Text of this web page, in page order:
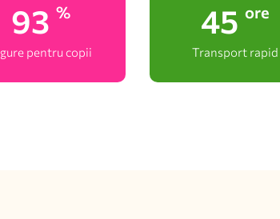
100 %
pentru copii
48 ore
Transport rapid